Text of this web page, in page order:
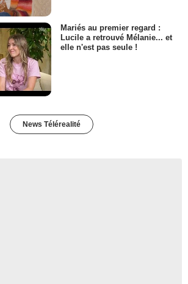
Mariés au premier regard :
Lucile a retrouvé Mélanie... et
elle n'est pas seule !
News Télérealité